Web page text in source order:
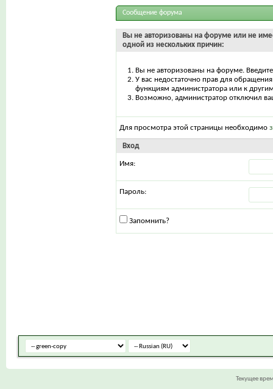
Сообщение форума
Вы не авторизованы на форуме или не
одной из нескольких причин:
Вы не авторизованы на форуме.
У вас недостаточно прав для
функциям администратора или к
Возможно, администратор отключил
Для просмотра этой страницы необходимо
Вход
Имя:
Пароль:
Запомнить?
Текущее